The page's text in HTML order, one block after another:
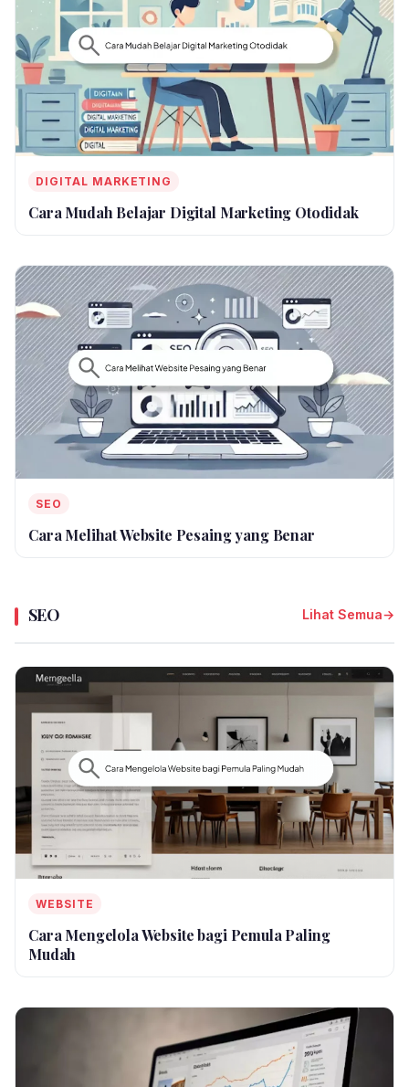
DIGITAL MARKETING
Cara Mudah Belajar Digital Marketing Otodidak
SEO
Cara Melihat Website Pesaing yang Benar
SEO Lihat Semua
WEBSITE
Cara Mengelola Website bagi Pemula Paling
Mudah